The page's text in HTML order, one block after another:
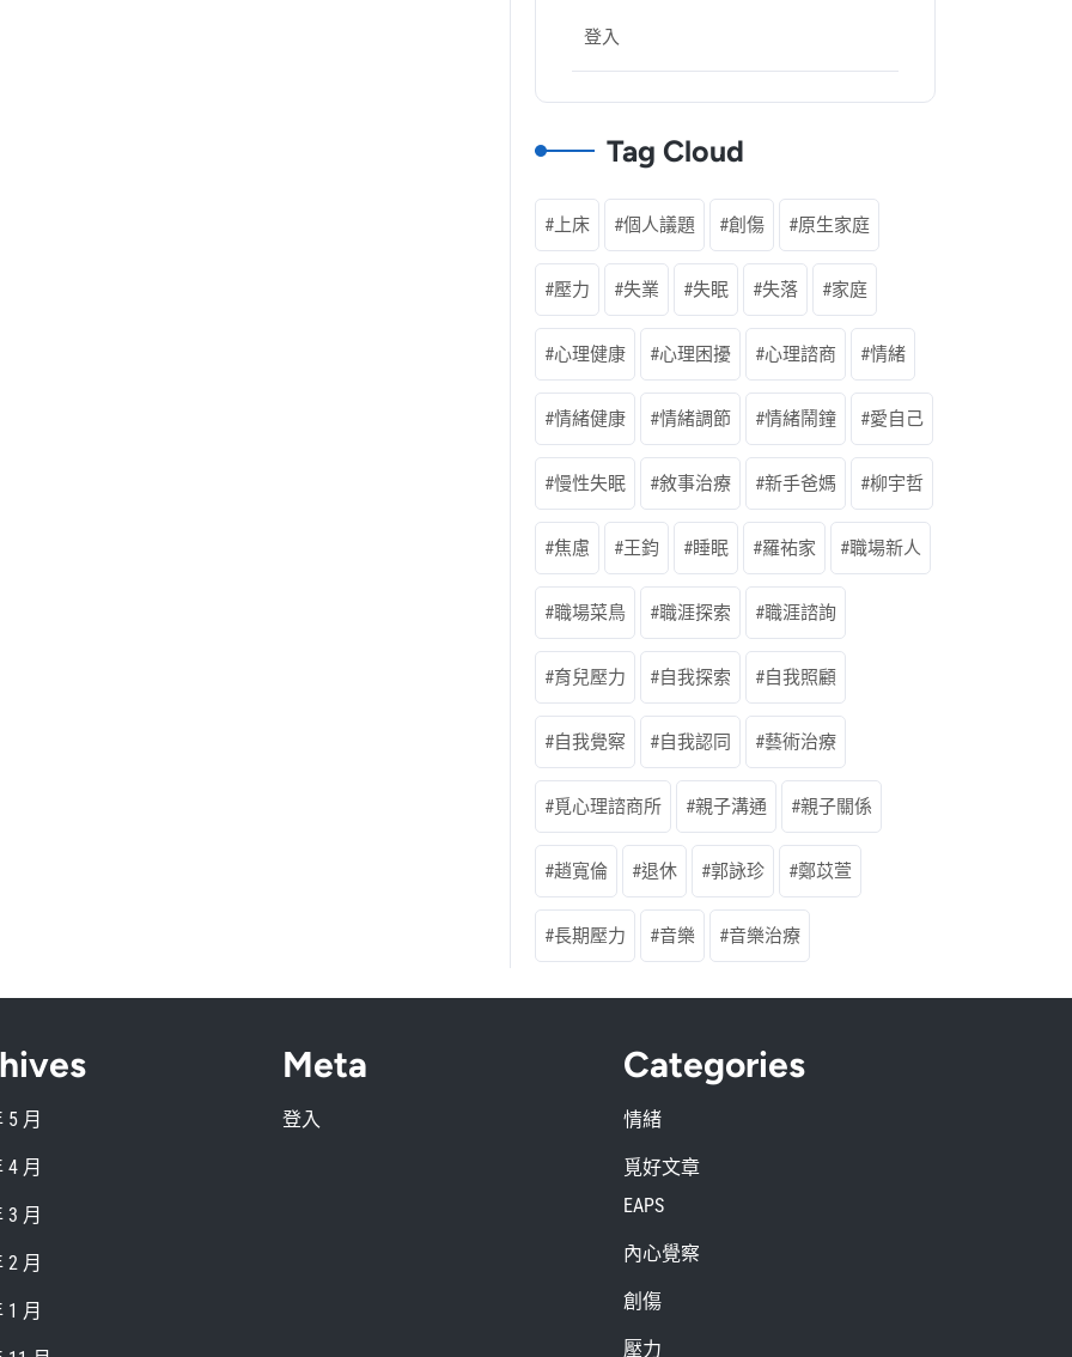
登入
Tag Cloud
上床 個人議題 創傷 原生家庭
壓力 失業 失眠 失落 家庭
心理健康 心理困擾 心理諮商 情緒
情緒健康 情緒調節 情緒鬧鐘 愛自己
慢性失眠 敘事治療 新手爸媽 柳宇哲
焦慮 王鈞 睡眠 羅祐家 職場新人
職場菜鳥 職涯探索 職涯諮詢
育兒壓力 自我探索 自我照顧
自我覺察 自我認同 藝術治療
覓心理諮商所 親子溝通 親子關係
趙寬倫 退休 郭詠珍 鄭苡萱
長期壓力 音樂 音樂治療
5 月
4 月
3 月
2 月
1 月
Meta
登入
Categories
情緒
覓好文章
EAPS
內心覺察
創傷
壓力